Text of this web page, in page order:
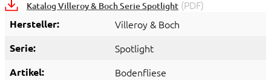
Katalog Villeroy & Boch Serie Spotlight (PDF)
Hersteller: Villeroy & Boch
Serie: Spotlight
Artikel: Bodenfliese